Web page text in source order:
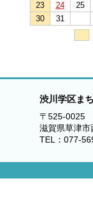
23
24 25
30
31
渋川学区ま
〒525-0025
滋賀県草津
TEL：077-